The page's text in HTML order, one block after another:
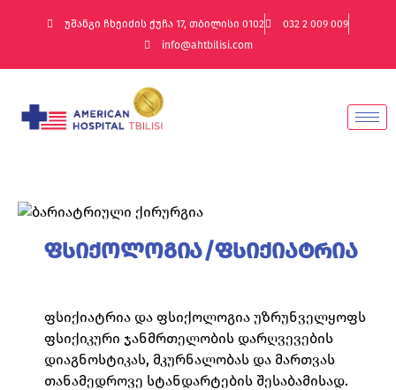
უშანგი ჩხეიძის ქუჩა 17, თბილისი 0102
032 2 009 009
info@ahtbilisi.com
ფსიქოლოგია/ფსიქიატრია
ფსიქიატრია და ფსიქოლოგია უზრუნველყოფს
ფსიქიკური ჯანმრთელობის დარღვევების
დიაგნოსტიკას, მკურნალობას და მართვას
თანამედროვე სტანდარტების შესაბამისად.